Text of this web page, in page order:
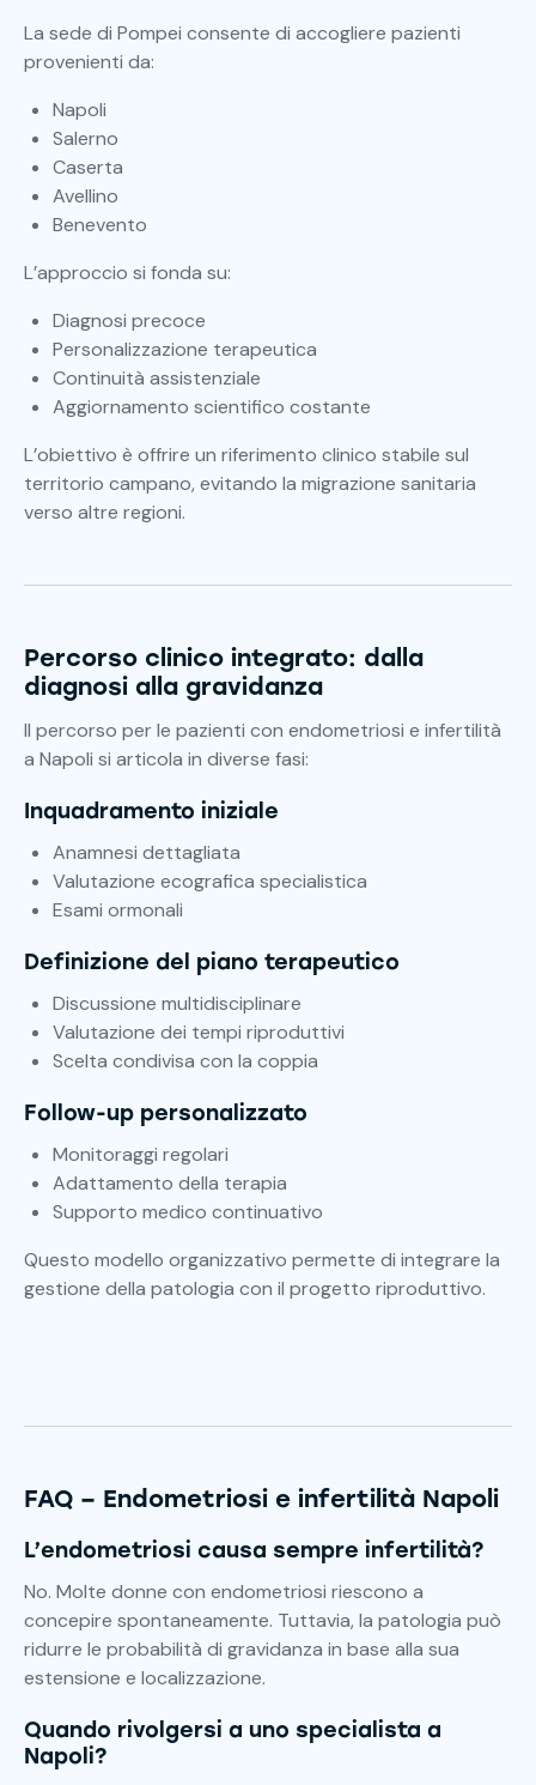
La sede di Pompei consente di accogliere pazienti
provenienti da:
Napoli
Salerno
Caserta
Avellino
Benevento
L’approccio si fonda su:
Diagnosi precoce
Personalizzazione terapeutica
Continuità assistenziale
Aggiornamento scientifico costante
L’obiettivo è offrire un riferimento clinico stabile sul
territorio campano, evitando la migrazione sanitaria
verso altre regioni.
Percorso clinico integrato: dalla
diagnosi alla gravidanza
Il percorso per le pazienti con endometriosi e infertilità
a Napoli si articola in diverse fasi:
Inquadramento iniziale
Anamnesi dettagliata
Valutazione ecografica specialistica
Esami ormonali
Definizione del piano terapeutico
Discussione multidisciplinare
Valutazione dei tempi riproduttivi
Scelta condivisa con la coppia
Follow-up personalizzato
Monitoraggi regolari
Adattamento della terapia
Supporto medico continuativo
Questo modello organizzativo permette di integrare la
gestione della patologia con il progetto riproduttivo.
FAQ – Endometriosi e infertilità Napoli
L’endometriosi causa sempre infertilità?
No. Molte donne con endometriosi riescono a
concepire spontaneamente. Tuttavia, la patologia può
ridurre le probabilità di gravidanza in base alla sua
estensione e localizzazione.
Quando rivolgersi a uno specialista a
Napoli?